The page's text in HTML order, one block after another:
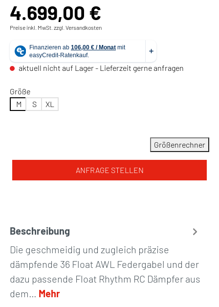
4.699,00 €
Preise inkl. MwSt. zzgl. Versandkosten
aktuell nicht auf Lager - Lieferzeit gerne anfragen
Größe
M
S XL
Größenrechner
ANFRAGE STELLEN
Beschreibung
Die geschmeidig und zugleich präzise
dämpfende 36 Float AWL Federgabel und der
dazu passende Float Rhythm RC Dämpfer aus
dem… Mehr